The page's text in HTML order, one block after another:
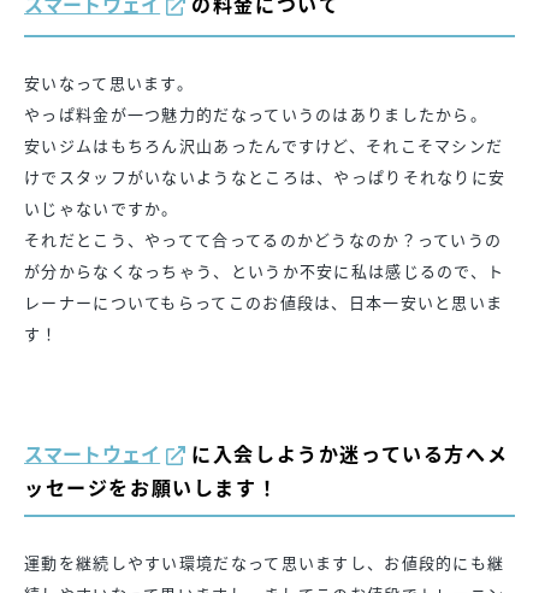
安いなって思います。
やっぱ料金が一つ魅力的だなっていうのはありましたから。
安いジムはもちろん沢山あったんですけど、それこそマシンだ
けでスタッフがいないようなところは、やっぱりそれなりに安
いじゃないですか。
それだとこう、やってて合ってるのかどうなのか？っていうの
が分からなくなっちゃう、というか不安に私は感じるので、ト
レーナーについてもらってこのお値段は、日本一安いと思いま
す！
スマートウェイ
に入会しようか迷っている方へメ
ッセージをお願いします！
運動を継続しやすい環境だなって思いますし、お値段的にも継